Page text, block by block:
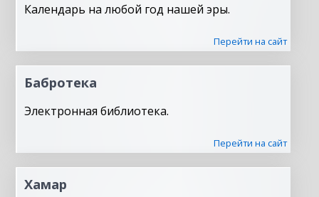
Календарь на любой год нашей эры.
Перейти на сайт
Бабротека
Электронная библиотека.
Перейти на сайт
Хамар